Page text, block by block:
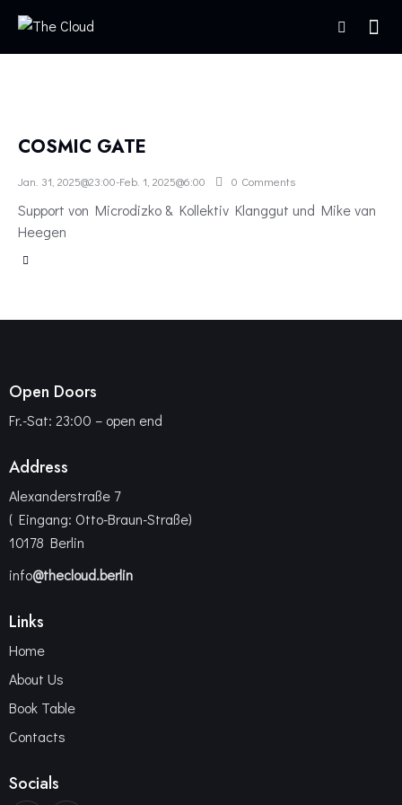
COSMIC GATE
Jan. 31, 2025@23:00-Feb. 1, 2025@6:00 0 Comments
Support von Microdizko & Kollektiv Klanggut und Mike van
Heegen
Open Doors
Fr.-Sat: 23:00 – open end
Address
Alexanderstraße 7
( Eingang: Otto-Braun-Straße)
10178 Berlin
info@thecloud.berlin
Links
Home
About Us
Book Table
Contacts
Socials